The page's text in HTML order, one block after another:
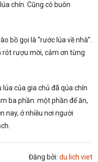
chín. Cũng có buôn
bồ gọi là “rước lúa về nhà”.
rót rượu mời, cảm ơn từng
lúa của gia chủ đã qúa chín
ba phần: một phần để ăn,
nay, ở nhiều nơi người
Đăng bởi: du lich viet